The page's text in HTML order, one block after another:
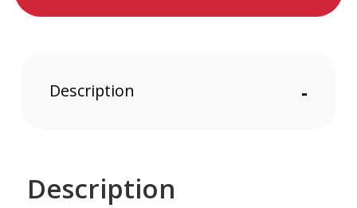
Description -
Description